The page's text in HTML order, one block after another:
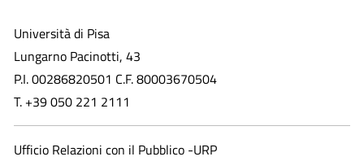
Università di Pisa
Lungarno Pacinotti, 43
P.I. 00286820501 C.F. 80003670504
T. +39 050 221 2111
Ufficio Relazioni con il Pubblico -URP